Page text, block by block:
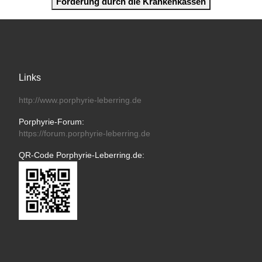
Links
http://www.porphyrie-leberring.de
Porphyrie-Forum:
https://forum.porphyrie-leberring.de
QR-Code Porphyrie-Leberring.de: